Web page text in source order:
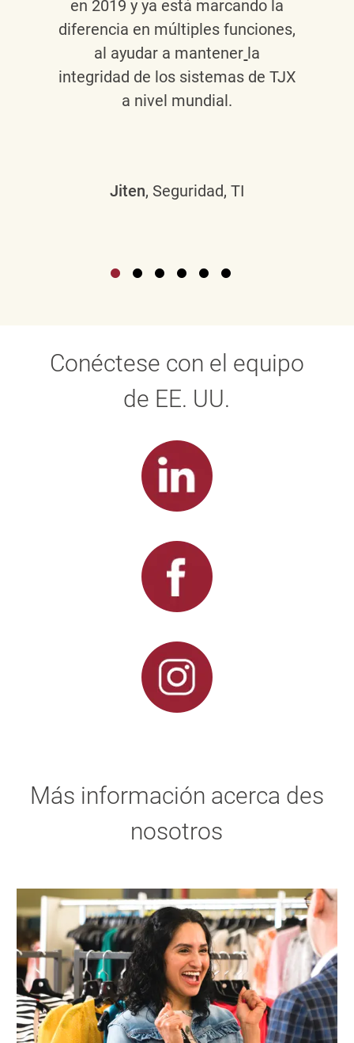
en 2019 y ya está marcando la
diferencia en múltiples funciones,
al ayudar a mantener la
integridad de los sistemas de TJX
a nivel mundial.
Jiten, Seguridad, TI
Conéctese con el equipo
de EE. UU.
Más información acerca des
nosotros